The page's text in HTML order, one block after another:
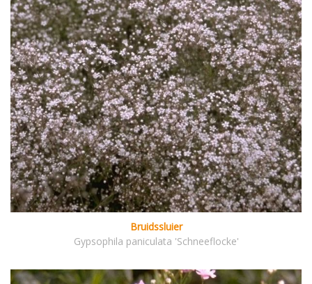
Bruidssluier
Gypsophila paniculata 'Schneeflocke'